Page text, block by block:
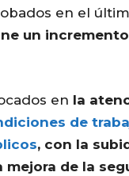
en el
un incremento
en la
de
, con la
de la